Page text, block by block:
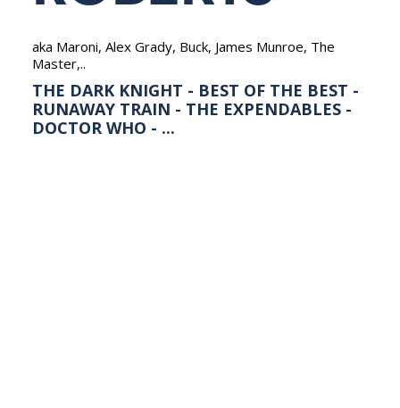
aka Maroni, Alex Grady, Buck, James Munroe, The
Master,..
THE DARK KNIGHT - BEST OF THE BEST -
RUNAWAY TRAIN - THE EXPENDABLES -
DOCTOR WHO - ...